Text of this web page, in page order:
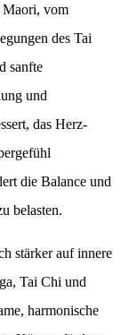
Maori, vom
des Tai
sanfte
und
das Herz-
die Balance und
belasten.
stärker auf innere
Tai Chi und
harmonische